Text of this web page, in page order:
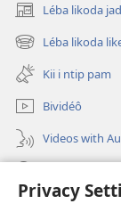
Privacy
Léba likoda
(opens
new
window)
Léba likoda
(opens
new
window)
Kii i ntip pam
Bividéô
Videos with